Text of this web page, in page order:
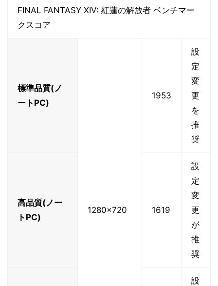
FINAL FANTASY XIV: 紅蓮の解放者 ベンチマー
クスコア
標準品質(ノ
ートPC)
1280x720
1953
設
定
変
更
を
推
奨
高品質(ノー
トPC)
1619
設
定
変
更
が
推
奨
設